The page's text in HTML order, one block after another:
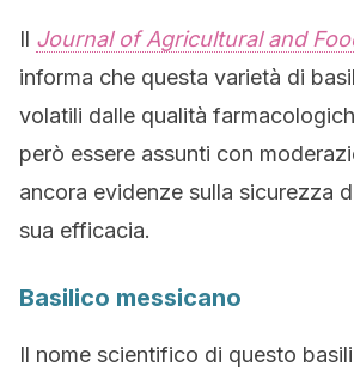
Il Journal of Agricultural and
informa che questa varietà di
volatili dalle qualità
però essere assunti con
ancora evidenze sulla sicurezza
sua efficacia.
Basilico messicano
Il nome scientifico di questo